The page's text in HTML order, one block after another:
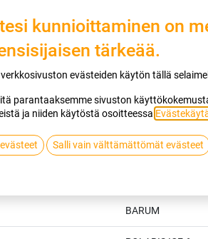
BARUM
kunnioittaminen on
tärkeää.
evästeiden käytön tällä
parantaaksemme sivuston
ja niiden käytöstä osoitteessa
Salli vain välttämättömät evästeet